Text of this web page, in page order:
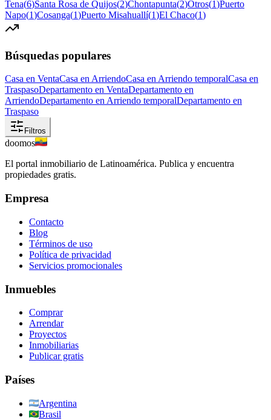
Tena(6)Santa Rosa de Quijos(2)Chontapunta(2)Otros(1)Puerto
Napo(1)Cosanga(1)Puerto Misahuallí(1)El Chaco(1)
Búsquedas populares
Casa en VentaCasa en ArriendoCasa en Arriendo temporalCasa en
TraspasoDepartamento en VentaDepartamento en
ArriendoDepartamento en Arriendo temporalDepartamento en
Traspaso
Filtros
doomos
El portal inmobiliario de Latinoamérica. Publica y encuentra
propiedades gratis.
Empresa
Contacto
Blog
Términos de uso
Política de privacidad
Servicios promocionales
Inmuebles
Comprar
Arrendar
Proyectos
Inmobiliarias
Publicar gratis
Países
Argentina
Brasil